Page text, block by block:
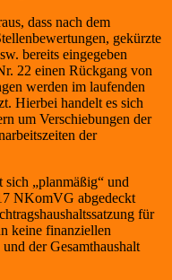
dass nach dem
gekürzte
bereits eingegeben
22 einen Rückgang von
werden im laufenden
Hierbei handelt es sich
um Verschiebungen der
der
„planmäßig“ und
NKomVG abgedeckt
für
keine finanziellen
der Gesamthaushalt